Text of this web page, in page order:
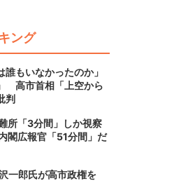
ング
もいなかったのか」
高市首相「上空から
判
所「3分間」しか視察
閣広報官「51分間」だ
一郎氏が高市政権を